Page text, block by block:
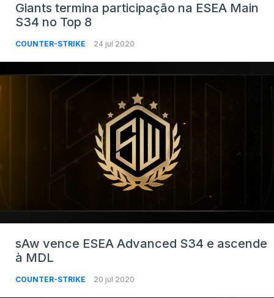
Giants termina participação na ESEA Main
S34 no Top 8
COUNTER-STRIKE 24 jul 2020
sAw vence ESEA Advanced S34 e ascende
à MDL
COUNTER-STRIKE 20 jul 2020